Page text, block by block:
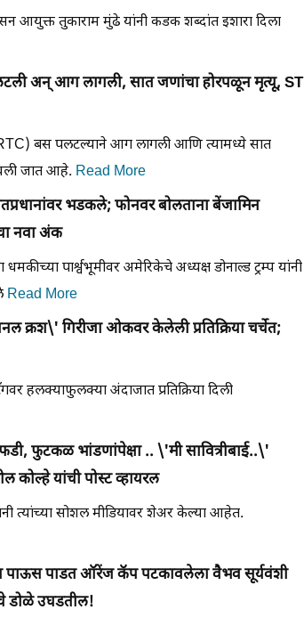
आयुक्त तुकाराम मुंढे यांनी कडक शब्दांत इशारा दिला
अन् आग लागली, सात जणांचा होरपळून मृत्यू, ST
बस पलटल्याने आग लागली आणि त्यामध्ये सात
जात आहे. Read More
भडकले; फोनवर बोलताना बेंजामिन
नवा अंक
पार्श्वभूमीवर अमेरिकेचे अध्यक्ष डोनाल्ड ट्रम्प यांनी
Read More
क्रश\' गिरीजा ओकवर केलेली प्रतिक्रिया चर्चेत;
हलक्याफुलक्या अंदाजात प्रतिक्रिया दिली
फुटकळ भांडणांपेक्षा .. \'मी सावित्रीबाई..\'
कोल्हे यांची पोस्ट व्हायरल
त्यांच्या सोशल मीडियावर शेअर केल्या आहेत.
पाऊस पाडत ऑरेंज कॅप पटकावलेला वैभव सूर्यवंशी
डोळे उघडतील!